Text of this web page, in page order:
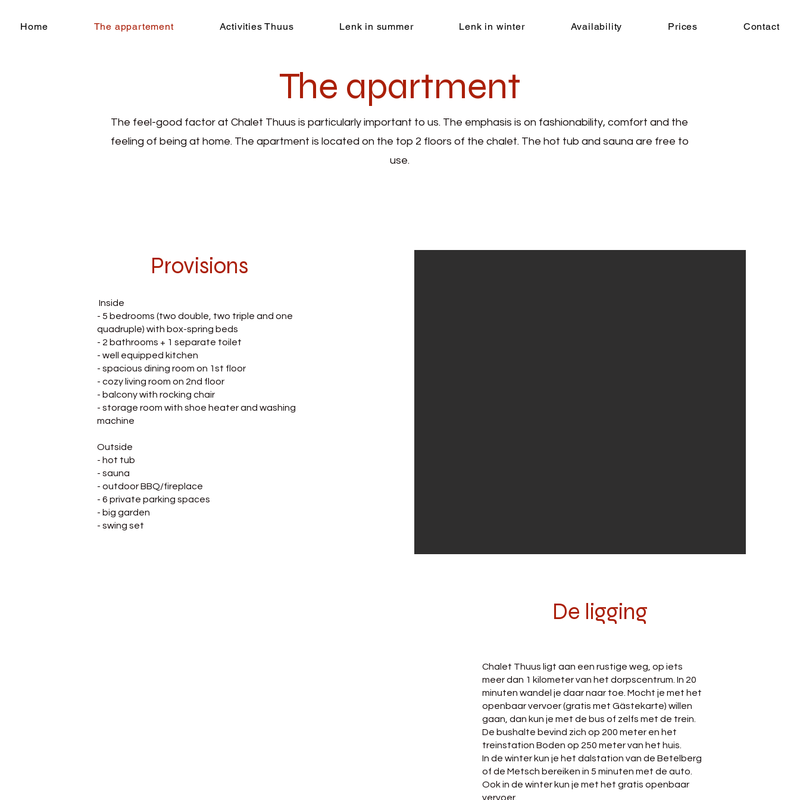
Home The appartement Activities Thuus Lenk in summer Lenk in winter Availability Prices Contact
The apartment
The feel-good factor at Chalet Thuus is particularly important to us. The emphasis is on fashionability, comfort and the
feeling of being at home. The apartment is located on the top 2 floors of the chalet. The hot tub and sauna are free to
use.
Provisions
Inside
- 5 bedrooms (two double, two triple and one
quadruple) with box-spring beds
- 2 bathrooms + 1 separate toilet
- well equipped kitchen
- spacious dining room on 1st floor
- cozy living room on 2nd floor
- balcony with rocking chair
- storage room with shoe heater and washing
machine
Outside
- hot tub
- sauna
- outdoor BBQ/fireplace
- 6 private parking spaces
- big garden
- swing set
De ligging
Chalet Thuus ligt aan een rustige weg, op iets
meer dan 1 kilometer van het dorpscentrum. In 20
minuten wandel je daar naar toe. Mocht je met het
openbaar vervoer (gratis met Gästekarte) willen
gaan, dan kun je met de bus of zelfs met de trein.
De bushalte bevind zich op 200 meter en het
treinstation Boden op 250 meter van het huis.
In de winter kun je het dalstation van de Betelberg
of de Metsch bereiken in 5 minuten met de auto.
Ook in de winter kun je met het gratis openbaar
vervoer.